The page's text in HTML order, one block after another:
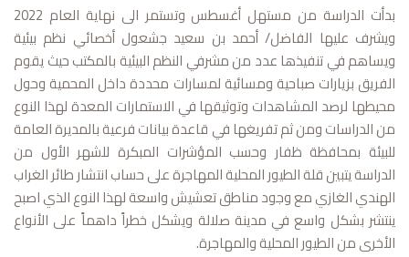
بدأت الدراسة من مستهل أغسطس وتستمر الى نهاية العام 2022
ويشرف عليها الفاضل/ أحمد بن سعيد جشعول أخصائي نظم بيئية
ويساهم في تنفيذها عدد من مشرفي النظم البيئية بالمكتب حيث يقوم
الفريق بزيارات صباحية ومسائية لمسارات محددة داخل المحمية وحول
محيطها لرصد المشاهدات وتوثيقها في الاستمارات المعدة لهذا النوع
من الدراسات ومن ثم تفريغها في قاعدة بيانات فرعية بالمديرة العامة
للبيئة بمحافظة ظفار وحسب المؤشرات المبكرة للشهر الأول من
الدراسة يتبين قلة الطيور المحلية المهاجرة على حساب انتشار طائر الغراب
الهندي الغازي مع وجود مناطق تعشيش واسعة لهذا النوع الذي اصبح
ينتشر بشكل واسع في مدينة صلالة ويشكل خطراً داهماً على الأنواع
الأخرى من الطيور المحلية والمهاجرة.